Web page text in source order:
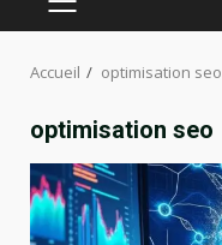
MENU
Accueil optimisation seo
optimisation seo